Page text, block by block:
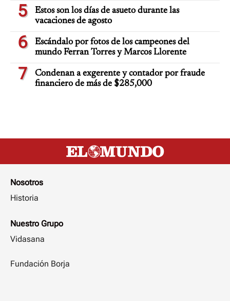
5
Estos son los días de asueto durante las
vacaciones de agosto
6
Escándalo por fotos de los campeones del
mundo Ferran Torres y Marcos Llorente
7
Condenan a exgerente y contador por fraude
financiero de más de $285,000
Nosotros
Historia
Nuestro Grupo
Vidasana
Fundación Borja